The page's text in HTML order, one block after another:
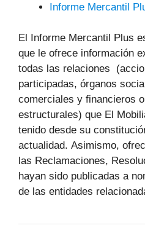
Informe Mercantil
El Informe Mercantil Plus
que le ofrece información
todas las relaciones
participadas, órganos
comerciales y financieros
estructurales) que El
tenido desde su
actualidad. Asimismo,
las Reclamaciones,
hayan sido publicadas a
de las entidades